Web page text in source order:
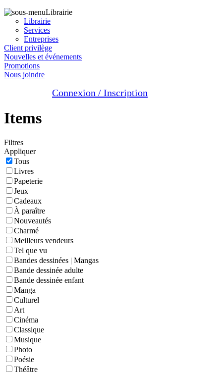
Librairie
Librairie
Services
Entreprises
Client privilège
Nouvelles et événements
Promotions
Nous joindre
Connexion / Inscription
Items
Filtres
Appliquer
Tous
Livres
Papeterie
Jeux
Cadeaux
À paraître
Nouveautés
Charmé
Meilleurs vendeurs
Tel que vu
Bandes dessinées | Mangas
Bande dessinée adulte
Bande dessinée enfant
Manga
Culturel
Art
Cinéma
Classique
Musique
Photo
Poésie
Théâtre